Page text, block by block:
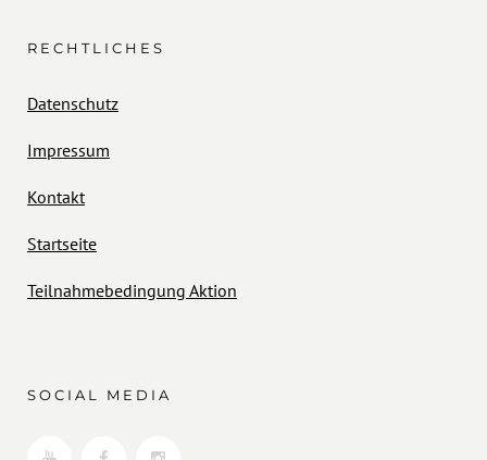
RECHTLICHES
Datenschutz
Impressum
Kontakt
Startseite
Teilnahmebedingung Aktion
SOCIAL MEDIA